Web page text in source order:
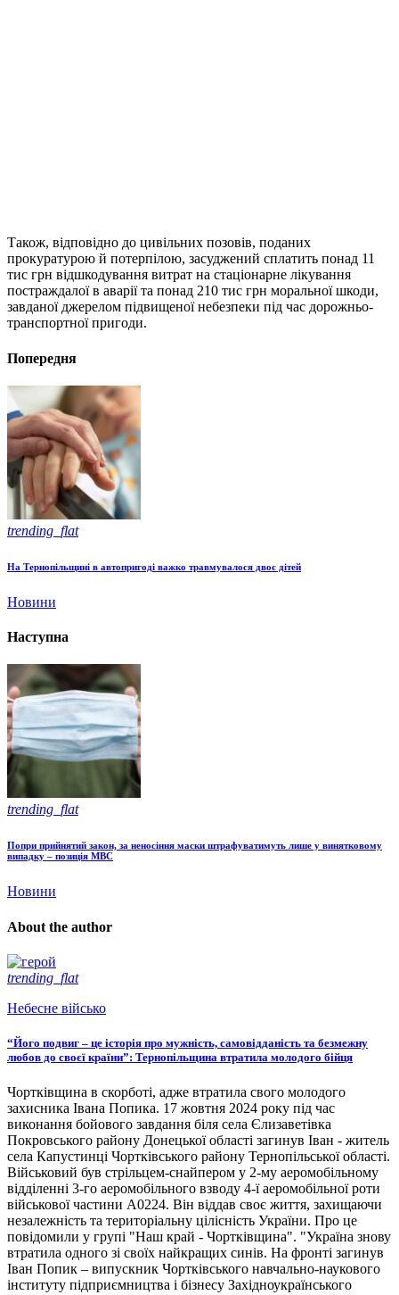
Також, відповідно до цивільних позовів, поданих
прокуратурою й потерпілою, засуджений сплатить понад 11
тис грн відшкодування витрат на стаціонарне лікування
постраждалої в аварії та понад 210 тис грн моральної шкоди,
завданої джерелом підвищеної небезпеки під час дорожньо-
транспортної пригоди.
Попередня
trending_flat
На Тернопільщині в автопригоді важко травмувалося двоє дітей
Новини
Наступна
trending_flat
Попри прийнятий закон, за неносіння маски штрафуватимуть лише у винятковому
випадку – позиція МВС
Новини
About the author
trending_flat
Небесне військо
“Його подвиг – це історія про мужність, самовідданість та безмежну
любов до своєї країни”: Тернопільщина втратила молодого бійця
Чортківщина в скорботі, адже втратила свого молодого
захисника Івана Попика. 17 жовтня 2024 року під час
виконання бойового завдання біля села Єлизаветівка
Покровського району Донецької області загинув Іван - житель
села Капустинці Чортківського району Тернопільської області.
Військовий був стрільцем-снайпером у 2-му аеромобільному
відділенні 3-го аеромобільного взводу 4-ї аеромобільної роти
військової частини А0224. Він віддав своє життя, захищаючи
незалежність та територіальну цілісність України. Про це
повідомили у групі "Наш край - Чортківщина". "Україна знову
втратила одного зі своїх найкращих синів. На фронті загинув
Іван Попик – випускник Чортківського навчально-наукового
інституту підприємництва і бізнесу Західноукраїнського